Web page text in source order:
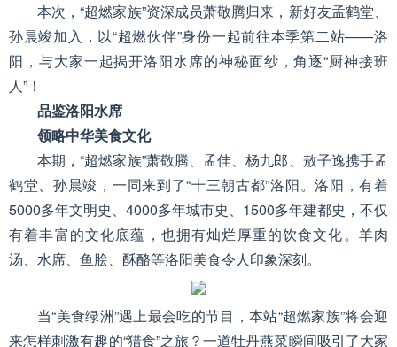
本次，“超燃家族”资深成员萧敬腾归来，新好友孟鹤堂、
孙晨竣加入，以“超燃伙伴”身份一起前往本季第二站——洛
阳，与大家一起揭开洛阳水席的神秘面纱，角逐“厨神接班
人”！
品鉴洛阳水席
领略中华美食文化
本期，“超燃家族”萧敬腾、孟佳、杨九郎、敖子逸携手孟
鹤堂、孙晨竣，一同来到了“十三朝古都”洛阳。洛阳，有着
5000多年文明史、4000多年城市史、1500多年建都史，不仅
有着丰富的文化底蕴，也拥有灿烂厚重的饮食文化。羊肉
汤、水席、鱼脍、酥酪等洛阳美食令人印象深刻。
当“美食绿洲”遇上最会吃的节目，本站“超燃家族”将会迎
来怎样刺激有趣的“猎食”之旅？一道牡丹燕菜瞬间吸引了大家